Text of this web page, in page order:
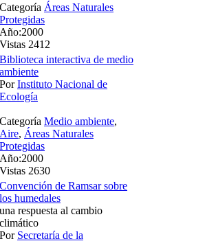
Categoría Áreas Naturales
Protegidas
Año:2000
Vistas 2412
Biblioteca interactiva de medio
ambiente
PorInstituto Nacional de
Ecología
Categoría Medio ambiente,
Aire, Áreas Naturales
Protegidas
Año:2000
Vistas 2630
Convención de Ramsar sobre
los humedales
una respuesta al cambio
climático
Por Secretaría de la